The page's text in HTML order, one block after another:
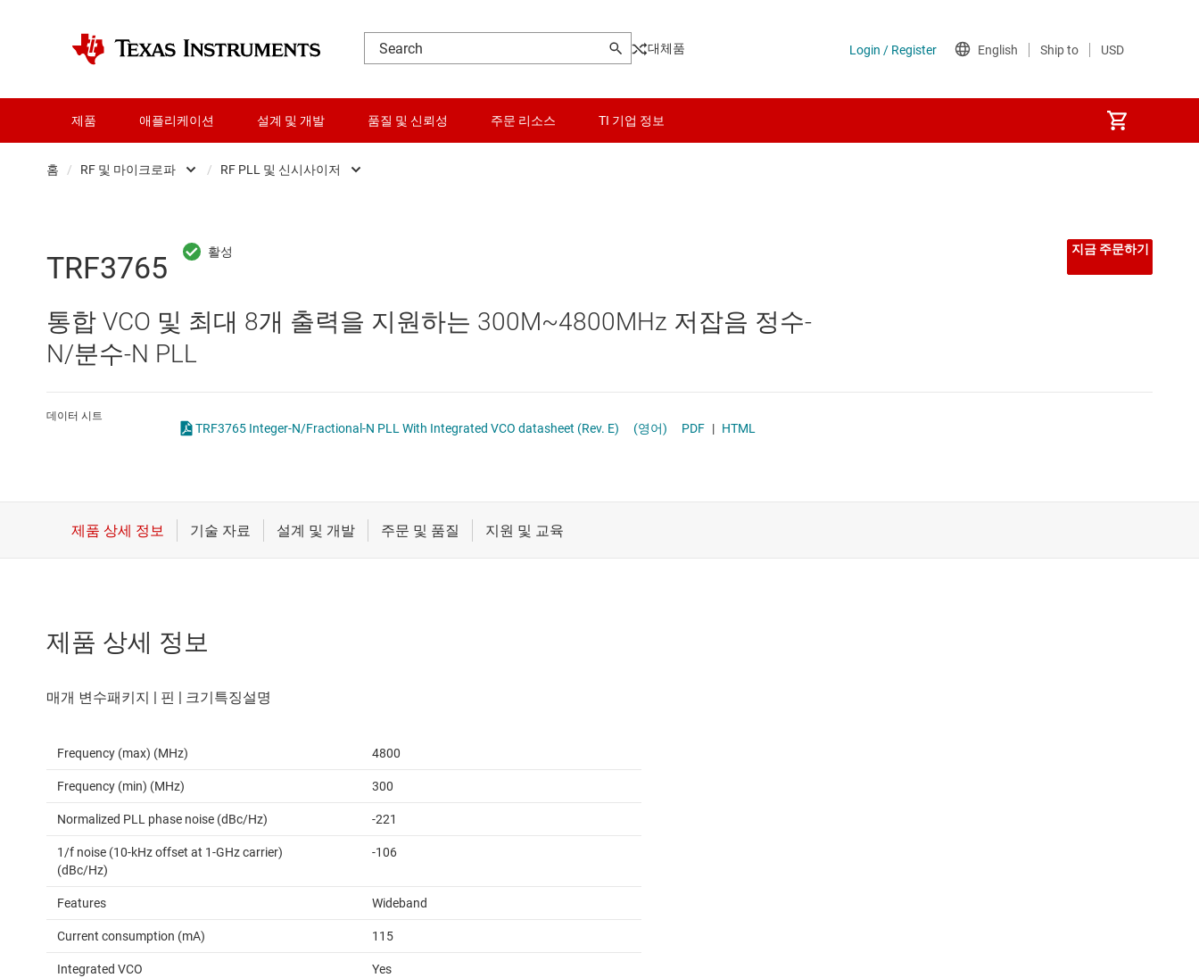
대체품
제품 애플리케이션 설계 및 개발 품질 및 신뢰성 주문 리소스 TI 기업 정보
홈 / RF 및 마이크로파
RF 및 마이크로파
데이터 컨버터
로직 및 전압 변환
배터리 관리 IC
인터페이스
패시브 및 개별
/ RF PLL 및 신시사이저
RF 증폭기
TRF3765
통합 VCO 및 최대 8개 출력을 지원하는 300M~4800MHz 저잡음 정수-
N/분수-N PLL
지금 주문하기
데이터 시트
TRF3765 Integer-N/Fractional-N PLL With Integrated VCO datasheet (Rev. E) (영어) PDF | HTML
제품 상세 정보
Frequency (max) (MHz) 4800
Frequency (min) (MHz) 300
Normalized PLL phase noise (dBc/Hz) -221
1/f noise (10-kHz offset at 1-GHz carrier)
(dBc/Hz)
-106
Features Wideband
Current consumption (mA) 115
Integrated VCO Yes